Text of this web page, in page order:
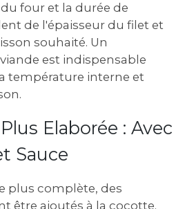
four et la durée de
de l'épaisseur du filet et
souhaité. Un
est indispensable
température interne et
Elaborée : Avec
Sauce
plus complète, des
être ajoutés à la cocotte.